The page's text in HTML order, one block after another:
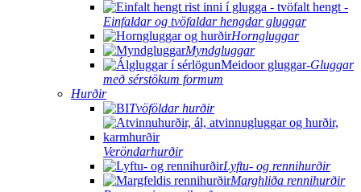
Einfaldar og tvöfaldar hengdar gluggar
Horngluggar
Myndgluggar
Gluggar
með sérstökum formum
Hurðir
Tvöföldar hurðir
Veröndarhurðir
Lyftu- og rennihurðir
Marghliða rennihurðir